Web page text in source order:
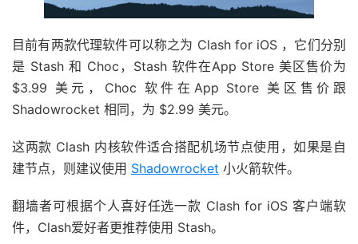
目前有两款代理软件可以称之为 Clash for iOS ，它们分别
是 Stash 和 Choc，Stash 软件在App Store 美区售价为
$3.99 美元，Choc 软件在App Store 美区售价跟
Shadowrocket 相同，为 $2.99 美元。
这两款 Clash 内核软件适合搭配机场节点使用，如果是自
建节点，则建议使用 Shadowrocket 小火箭软件。
翻墙者可根据个人喜好任选一款 Clash for iOS 客户端软
件，Clash爱好者更推荐使用 Stash。